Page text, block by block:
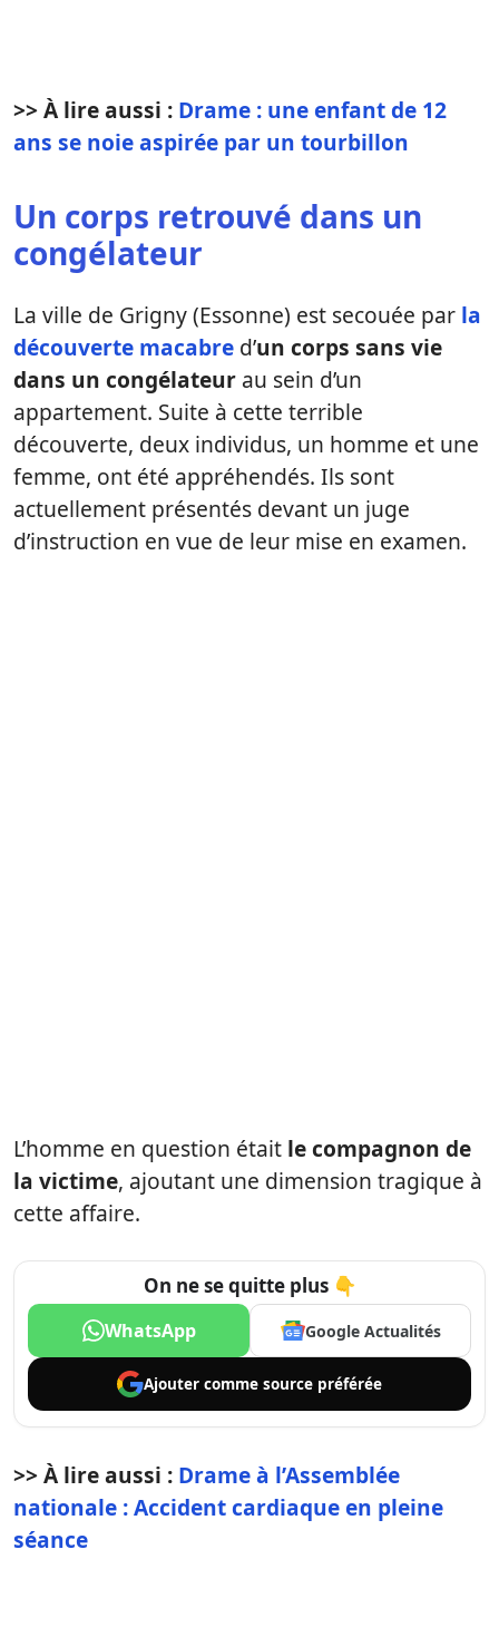
>> À lire aussi : Drame : une enfant de 12
ans se noie aspirée par un tourbillon
Un corps retrouvé dans un
congélateur
La ville de Grigny (Essonne) est secouée par la
découverte macabre d’un corps sans vie
dans un congélateur au sein d’un
appartement. Suite à cette terrible
découverte, deux individus, un homme et une
femme, ont été appréhendés. Ils sont
actuellement présentés devant un juge
d’instruction en vue de leur mise en examen.
L’homme en question était le compagnon de
la victime, ajoutant une dimension tragique à
cette affaire.
On ne se quitte plus 👇
WhatsApp Google Actualités
Ajouter comme source préférée
>> À lire aussi : Drame à l’Assemblée
nationale : Accident cardiaque en pleine
séance